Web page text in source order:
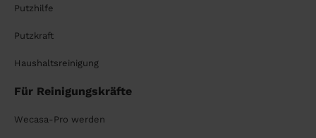
Putzhilfe
Putzkraft
Haushaltsreinigung
Für Reinigungskräfte
Wecasa-Pro werden